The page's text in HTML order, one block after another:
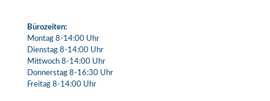
Bürozeiten:
Montag 8-14:00 Uhr
Dienstag 8-14:00 Uhr
Mittwoch 8-14:00 Uhr
Donnerstag 8-16:30 Uhr
Freitag 8-14:00 Uhr